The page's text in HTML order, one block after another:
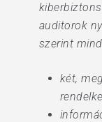
auditorok
szerint
két,